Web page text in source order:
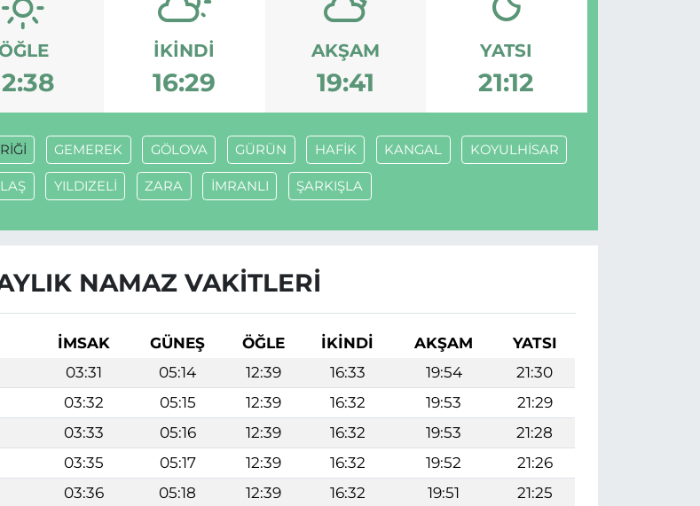
İKINDI
16:29
AKŞAM
19:41
YATSI
21:12
GEMEREK GÖLOVA GÜRÜN HAFİK KANGAL KOYULHİSAR
YILDIZELİ ZARA İMRANLI ŞARKIŞLA
NAMAZ VAKITLERI
İMSAK GÜNEŞ ÖĞLE İKINDI AKŞAM
YATSI
03:31 05:14 12:39 16:33 19:54
21:30
03:32 05:15 12:39 16:32 19:53
21:29
03:33 05:16 12:39 16:32 19:53
21:28
03:35 05:17 12:39 16:32 19:52
21:26
03:36 05:18 12:39 16:32 19:51
21:25